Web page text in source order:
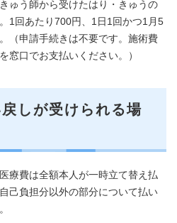
ゅう師から受けたはり・きゅうの
1回あたり700円、1日1回かつ1月5
（申請手続きは不要です。施術費
窓口でお支払いください。）
しが受けられる場
療費は全額本人が一時立て替え払
己負担分以外の部分について払い